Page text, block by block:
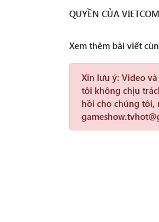
QUYỀN CỦA
Xem thêm bài viết
Xin lưu ý: Video
tôi không chịu
hồi cho chúng tôi,